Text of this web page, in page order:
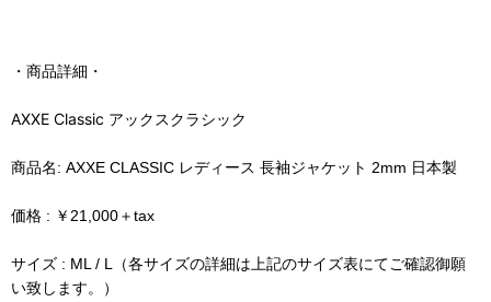
・商品詳細・
AXXE Classic アックスクラシック
商品名: AXXE CLASSIC レディース 長袖ジャケット 2mm 日本製
価格 : ￥21,000＋tax
サイズ : ML / L（各サイズの詳細は上記のサイズ表にてご確認御願
い致します。）